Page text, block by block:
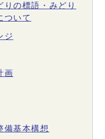
の標語・みどり
ついて
ジ
画
備基本構想